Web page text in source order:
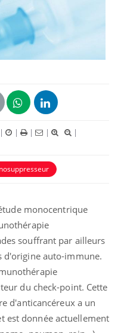
| | | |
|
monocentrique
souffrant par ailleurs
d'origine auto-immune.
du check-point. Cette
d'anticancéreux a un
est donnée actuellement